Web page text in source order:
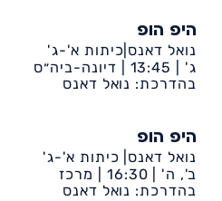
היפ הופ
נואל דאנס|כיתות א'-ג'
ג' |
13:45 |
דיונה-ביה״ס
שקד
בהדרכת: נואל דאנס
היפ הופ
נואל דאנס| כיתות א'-ג'
ב', ה' | 16:30 |
מרכז
קהילתי דיונה
בהדרכת: נואל דאנס